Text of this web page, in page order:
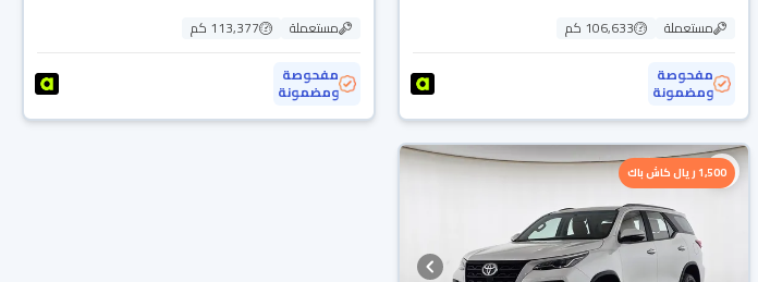
مستعملة
106,633 كم
مفحوصة
ومضمونة
مستعملة
113,377 كم
مفحوصة
ومضمونة
1,500 ريال كاش باك